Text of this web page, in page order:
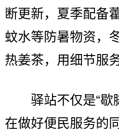
断更新，夏季配备
蚊水等防暑物资，
热姜茶，用细节服
驿站不仅是“歇脚
在做好便民服务的